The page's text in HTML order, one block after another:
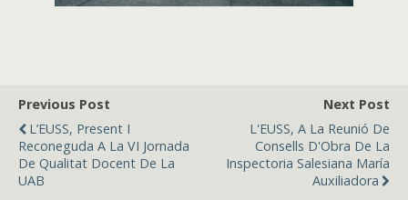
Previous Post
L’EUSS, Present I
Reconeguda A La VI Jornada
De Qualitat Docent De La
UAB
Next Post
L'EUSS, A La Reunió De
Consells D'Obra De La
Inspectoria Salesiana María
Auxiliadora